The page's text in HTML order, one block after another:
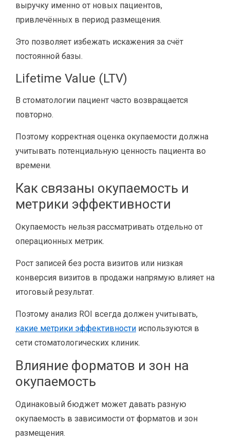
выручку именно от новых пациентов,
привлечённых в период размещения.
Это позволяет избежать искажения за счёт
постоянной базы.
Lifetime Value (LTV)
В стоматологии пациент часто возвращается
повторно.
Поэтому корректная оценка окупаемости должна
учитывать потенциальную ценность пациента во
времени.
Как связаны окупаемость и
метрики эффективности
Окупаемость нельзя рассматривать отдельно от
операционных метрик.
Рост записей без роста визитов или низкая
конверсия визитов в продажи напрямую влияет на
итоговый результат.
Поэтому анализ ROI всегда должен учитывать,
какие метрики эффективности используются в
сети стоматологических клиник.
Влияние форматов и зон на
окупаемость
Одинаковый бюджет может давать разную
окупаемость в зависимости от форматов и зон
размещения.